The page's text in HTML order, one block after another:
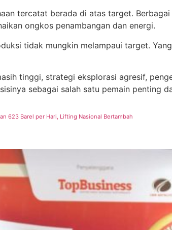
tercatat berada di atas target.
ongkos penambangan dan energi.
tidak mungkin melampaui target.
tinggi, strategi eksplorasi agresif,
sebagai salah satu pemain penting
623 Barel per Hari, Lifting Nasional Bertambah